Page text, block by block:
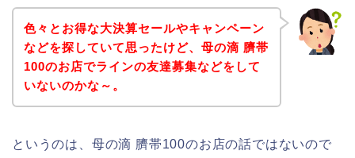
色々とお得な大決算セールやキャンペーン
などを探していて思ったけど、母の滴 臍帯
100のお店でラインの友達募集などをして
いないのかな～。
というのは、母の滴 臍帯100のお店の話ではないので